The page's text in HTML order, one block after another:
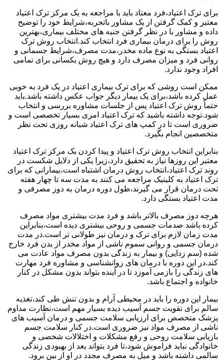
برای ترک اعتیاد،فرد معتاد باید با مراجعه به یک مرکز ترک اعتیاد
معتبر و کمک گرفتن از یک مشاور باتجربه،شرایط خود را توضیح
داده و مشاور با در نظر گرفتن جنبه های مختلف بیماری،بهترین
روش را برای درمان بیماری فرد انتخاب کند.انتخاب روش ترک
اعتیاد بستگی به نوع ماده مخدر،مدت مصرف،شرایط جسمانی و
روانی فرد و میزان مصرف دارد و هیچ روش یکسانی برای تمامی
افراد وجود ندارد.
ممکن است روشی که برای ترک بیماری اعتیاد در یک فرد به خوبی
عمل کرده باشد،برای یک بیمار دیگر جواب عکس داشته باشد.باید
حتماً روش ترک اعتیاد پس از جلسات مشاوره بررسی و انتخاب
شود.توجه داشته باشید که ترک اعتیاد امری بسیار تخصصی است و
ضروری است تا در کمپ های ترک اعتیاد شبانه روزی تحت نظر
متخصصین انجام بگیرد.
بنابراین انتخاب روش ترک اعتیاد و پیدا کردن یک مرکز ترک اعتیاد
معتبر این روزها نیاز به تحقیق دارد،زیرا یکی از دلایل شکست در
روند ترک اعتیاد،انتخاب روش درمان اشتباه است،بیمارانی که برای
ترک اعتیاد به کلینیک مراجعه می کنند به مدت سه تا چهار هفته
تحت درمان قرار می گیرند،طول دوره درمان به دوز مصرفی و
مدت اعتیاد بستگی دارد.
هرچه دوز مصرف بالاتر باشد و فرد مدت بیشتری مواد مصرف
کرده باشد صدمات جسمی و روحی بیشتری دیده است،بنابراین
مدت زمان لازم برای ترک و درمان نیز طولانی تر است.در مدت
درمان جسمی و روانی سموم ناشی از مواد مخدر از بدن فرد خارج
شده (سم زدایی) و بیمار به زندگی بدون مصرف مواد عادت می
کند.در این دوره با درمان های روانشناسی و مشاوره فرد مهارت
های زندگی را بازمی آموزد تا در آینده بتواند بدون مشکل در کنار
خانواده و اجتماع باشد.
بیمار این دوره را باید در محیطی آرام و بدون تنش طی کند،تغذیه
سالم برای تقویت جسم آسیب دیده بسیار مهم است،نظارت مداوم
پزشک متخصص برای ارزیابی سلامت جسمی و درمان آسیب های
ناشی از مصرف مواد نیز ضروری است.در کنار سلامت جسم
بازیابی سلامت روحی و رفع مشکلات و اختلالات شخصی و
خانوادگی نباید فراموش شود،تا فرد بتواند بعد از بهبودی زندگی
سالمی داشته باشد و میل به مصرف مجدد در او از بین برود.